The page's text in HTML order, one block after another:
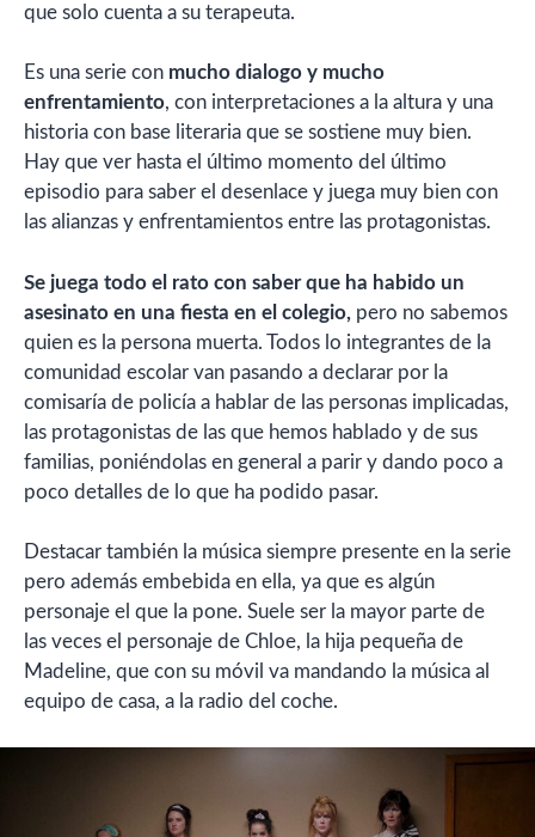
que solo cuenta a su terapeuta.
Es una serie con mucho dialogo y mucho
enfrentamiento, con interpretaciones a la altura y una
historia con base literaria que se sostiene muy bien.
Hay que ver hasta el último momento del último
episodio para saber el desenlace y juega muy bien con
las alianzas y enfrentamientos entre las protagonistas.
Se juega todo el rato con saber que ha habido un
asesinato en una fiesta en el colegio, pero no sabemos
quien es la persona muerta. Todos lo integrantes de la
comunidad escolar van pasando a declarar por la
comisaría de policía a hablar de las personas implicadas,
las protagonistas de las que hemos hablado y de sus
familias, poniéndolas en general a parir y dando poco a
poco detalles de lo que ha podido pasar.
Destacar también la música siempre presente en la serie
pero además embebida en ella, ya que es algún
personaje el que la pone. Suele ser la mayor parte de
las veces el personaje de Chloe, la hija pequeña de
Madeline, que con su móvil va mandando la música al
equipo de casa, a la radio del coche.